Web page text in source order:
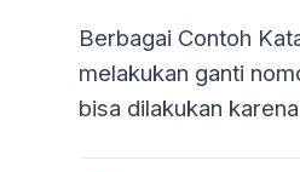
Berbagai Contoh
melakukan ganti
bisa dilakukan